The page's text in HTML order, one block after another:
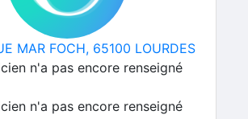
MAR FOCH, 65100 LOURDES
n'a pas encore renseigné
n'a pas encore renseigné